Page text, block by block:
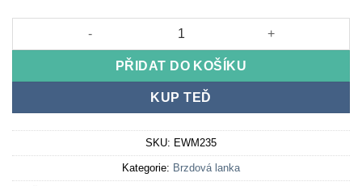
Rear Brake Cable Niu KQi3 MAX množství
PŘIDAT DO KOŠÍKU
KUP TEĎ
SKU: EWM235
Kategorie: Brzdová lanka